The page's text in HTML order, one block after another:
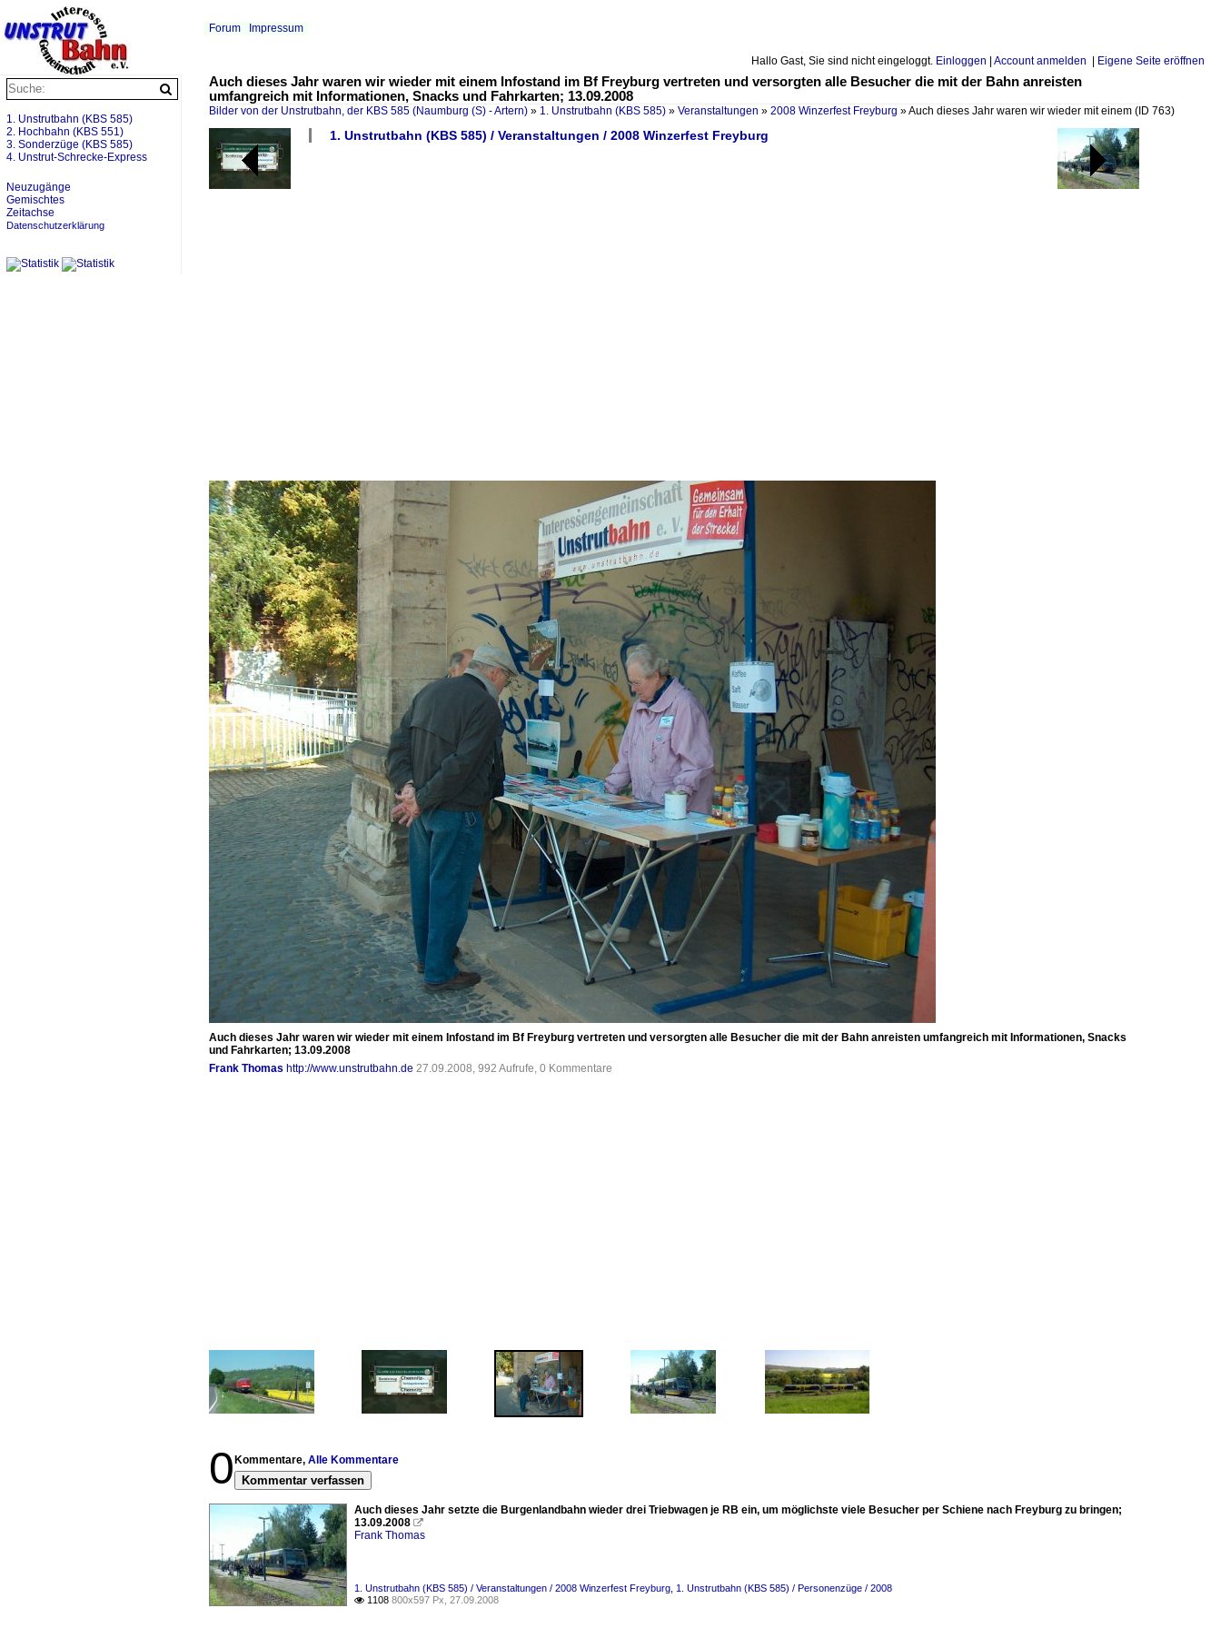
Hallo Gast, Sie sind nicht eingeloggt. Einloggen Account anmelden Eigene Seite eröffnen
Forum Impressum
Auch dieses Jahr waren wir wieder mit einem Infostand im Bf Freyburg vertreten und versorgten alle Besucher die mit der Bahn anreisten
umfangreich mit Informationen, Snacks und Fahrkarten; 13.09.2008
Bilder von der Unstrutbahn, der KBS 585 (Naumburg (S) - Artern) » 1. Unstrutbahn (KBS 585) » Veranstaltungen » 2008 Winzerfest Freyburg »Auch dieses Jahr waren wir wieder mit einem (ID 763)
1. Unstrutbahn (KBS 585) / Veranstaltungen / 2008 Winzerfest Freyburg
Auch dieses Jahr waren wir wieder mit einem Infostand im Bf Freyburg vertreten und versorgten alle Besucher die mit der Bahn anreisten umfangreich mit Informationen, Snacks
und Fahrkarten; 13.09.2008
Frank Thomas http://www.unstrutbahn.de 27.09.2008, 992 Aufrufe, 0 Kommentare
0 Kommentare, Alle Kommentare
Kommentar verfassen
Auch dieses Jahr setzte die Burgenlandbahn wieder drei Triebwagen je RB ein, um möglichste viele Besucher per Schiene nach Freyburg zu bringen;
13.09.2008 
Frank Thomas
1. Unstrutbahn (KBS 585) / Veranstaltungen / 2008 Winzerfest Freyburg 1. Unstrutbahn (KBS 585) / Personenzüge / 2008
 1108 800x597 Px, 27.09.2008
1. Unstrutbahn (KBS 585)
2. Hochbahn (KBS 551)
3. Sonderzüge (KBS 585)
4. Unstrut-Schrecke-Express
Neuzugänge
Gemischtes
Zeitachse
Datenschutzerklärung